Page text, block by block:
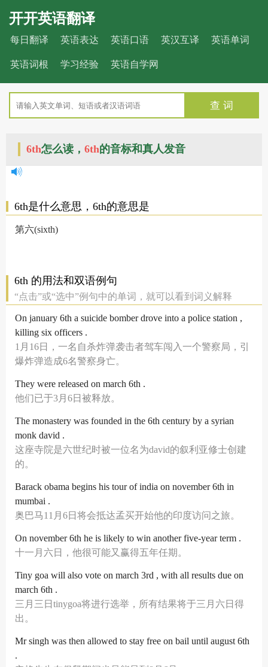
开开英语翻译
每日翻译 英语表达 英语口语 英汉互译 英语单词
英语词根 学习经验 英语自学网
查 词
6th怎么读， 6th的音标和真人发音
6th是什么意思，6th的意思是
第六(sixth)
6th 的用法和双语例句
“点击”或“选中”例句中的单词，就可以看到词义解释
On january 6th a suicide bomber drove into a police station ,
killing six officers .
1月16日，一名自杀炸弹袭击者驾车闯入一个警察局，引
爆炸弹造成6名警察身亡。
They were released on march 6th .
他们已于3月6日被释放。
The monastery was founded in the 6th century by a syrian
monk david .
这座寺院是六世纪时被一位名为david的叙利亚修士创建
的。
Barack obama begins his tour of india on november 6th in
mumbai .
奥巴马11月6日将会抵达孟买开始他的印度访问之旅。
On november 6th he is likely to win another five-year term .
十一月六日，他很可能又赢得五年任期。
Tiny goa will also vote on march 3rd , with all results due on
march 6th .
三月三日tinygoa将进行选举，所有结果将于三月六日得
出。
Mr singh was then allowed to stay free on bail until august 6th
.